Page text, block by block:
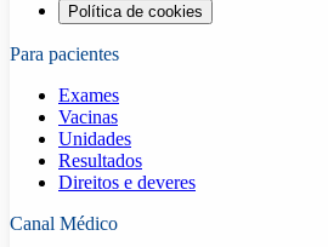
Política de cookies
Para pacientes
Exames
Vacinas
Unidades
Resultados
Direitos e deveres
Canal Médico